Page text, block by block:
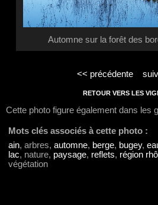
Automne sur la forêt des
<< précédente
RETOUR VERS LES
Cette photo figure également dans les
Mots clés associés à cette photo :
ain, arbres, automne, berge, bugey,
lac, nature, paysage, reflets, région
végétation